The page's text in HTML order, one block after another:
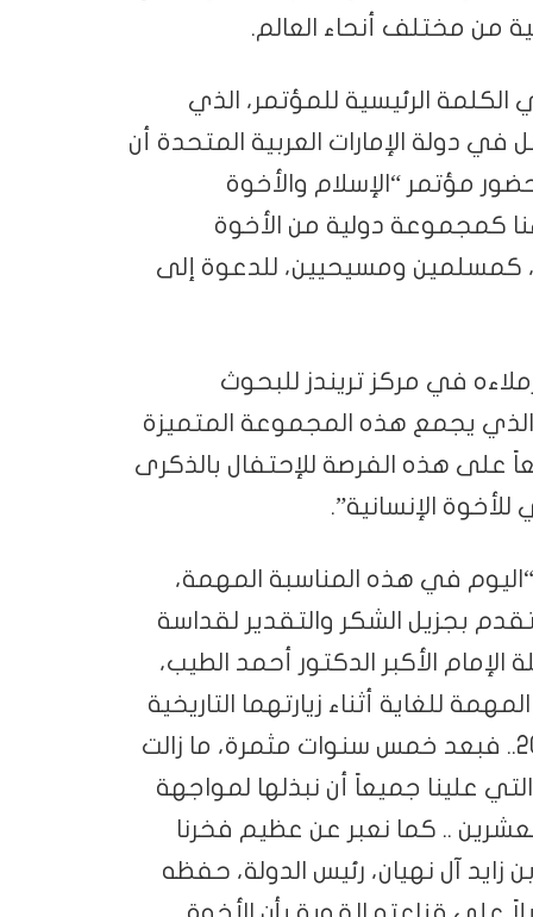
من مختلف أنحاء العالم.
الرئيسية للمؤتمر، الذي
في دولة الإمارات العربية المتحدة أن
مؤتمر “الإسلام والأخوة
كمجموعة دولية من الأخوة
كمسلمين ومسيحيين، للدعوة إلى
في مركز تريندز للبحوث
الذي يجمع هذه المجموعة المتميزة
على هذه الفرصة للإحتفال بالذكرى
الإنسانية”.
في هذه المناسبة المهمة،
بجزيل الشكر والتقدير لقداسة
الإمام الأكبر الدكتور أحمد الطيب،
للغاية أثناء زيارتهما التاريخية
إلى دولة الإمارات العربية المتحدة في عام 2019.. فبعد خمس سنوات مثمرة، ما زالت
علينا جميعاً أن نبذلها لمواجهة
.. كما نعبر عن عظيم فخرنا
آل نهيان، رئيس الدولة، حفظه